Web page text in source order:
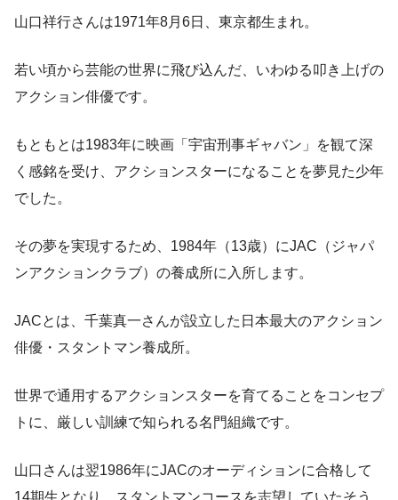
山口祥行さんは1971年8月6日、東京都生まれ。
若い頃から芸能の世界に飛び込んだ、いわゆる叩き上げの
アクション俳優です。
もともとは1983年に映画「宇宙刑事ギャバン」を観て深
く感銘を受け、アクションスターになることを夢見た少年
でした。
その夢を実現するため、1984年（13歳）にJAC（ジャパ
ンアクションクラブ）の養成所に入所します。
JACとは、千葉真一さんが設立した日本最大のアクション
俳優・スタントマン養成所。
世界で通用するアクションスターを育てることをコンセプ
トに、厳しい訓練で知られる名門組織です。
山口さんは翌1986年にJACのオーディションに合格して
14期生となり、スタントマンコースを志望していたそう